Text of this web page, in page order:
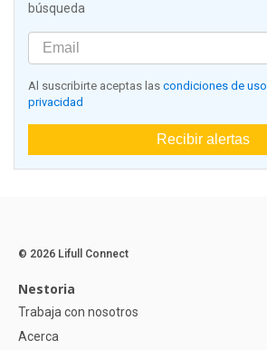
búsqueda
Al suscribirte aceptas las condiciones de uso
privacidad
Recibir alertas
© 2026 Lifull Connect
Nestoria
Trabaja con nosotros
Acerca